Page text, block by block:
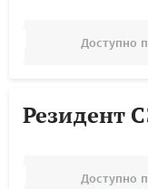
Доступно
Резидент
Доступно